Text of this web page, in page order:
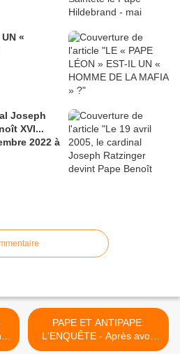
«
Joseph
XVI...
2022 à
PAPE ET ANTIPAPE:
L'ENQUÊTE - Après avoir
tenté de salir le Pape